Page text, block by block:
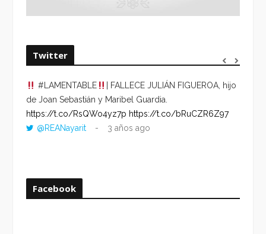
Twitter
#LAMENTABLE
| FALLECE JULIÁN FIGUEROA, hijo
de Joan Sebastián y Maribel Guardia.
https://t.co/RsQWo4yz7p https://t.co/bRuCZR6Z97
@REANayarit
3 años ago
Facebook